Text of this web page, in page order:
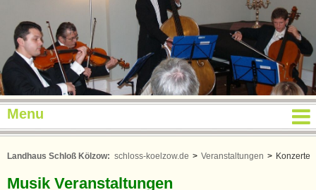
Menu
Landhaus Schloß Kölzow: schloss-koelzow.de > Veranstaltungen > Konzerte
Musik Veranstaltungen